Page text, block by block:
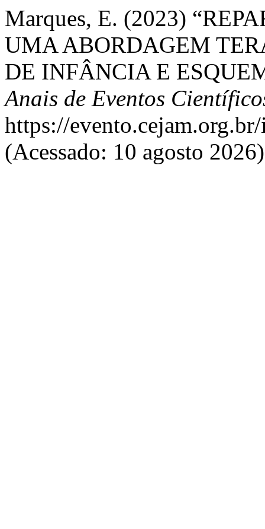
Marques, E. (2023)
UMA ABORDAGEM
DE INFÂNCIA E
Anais de Eventos
https://
(Acessado: 10 agosto